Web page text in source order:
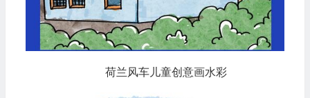
荷兰风车儿童创意画水彩